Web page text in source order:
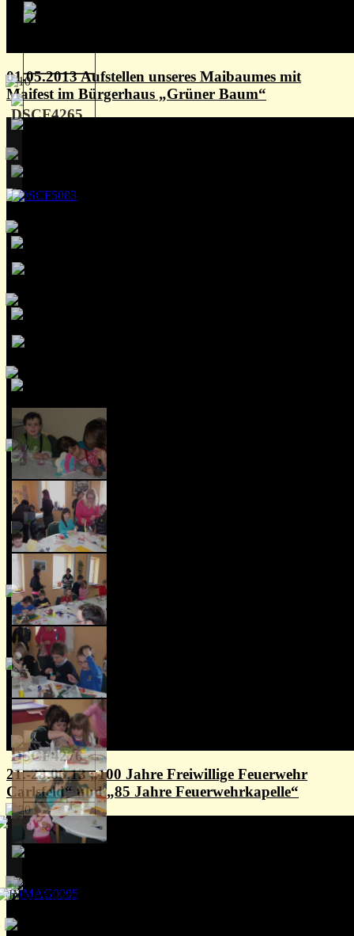
01.05.2013 Aufstellen unseres Maibaumes mit
Maifest im Bürgerhaus „Grüner Baum“
21.-23.06.13 „100 Jahre Freiwillige Feuerwehr
Carlsfeld“ und „85 Jahre Feuerwehrkapelle“